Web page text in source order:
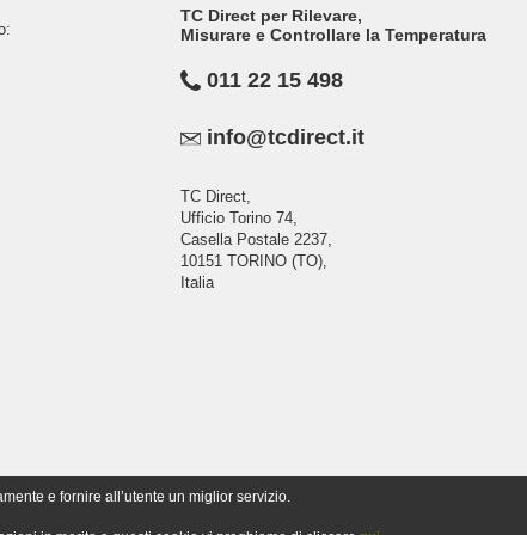
TC Direct per Rilevare,
Misurare e Controllare la Temperatura
011 22 15 498
info@tcdirect.it
TC Direct,
Ufficio Torino 74,
Casella Postale 2237,
10151 TORINO (TO),
Italia
e fornire all’utente un miglior servizio.